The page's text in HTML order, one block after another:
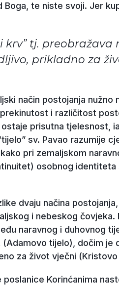
Boga, te niste svoji. Jer
tj. preobražava
prikladno za
način postojanja
i različitost
prisutna tjelesnost,
sv. Pavao razumije
pri zemaljskom
osobnog
dvaju načina
i nebeskog čovjeka.
naravnog i duhovnog
tijelo), dočim je
za život vječni
poslanice Korinćanima